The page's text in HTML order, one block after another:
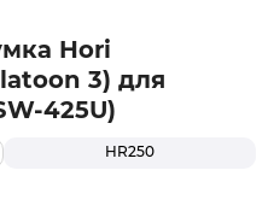
Hori
3) для
425U)
HR250